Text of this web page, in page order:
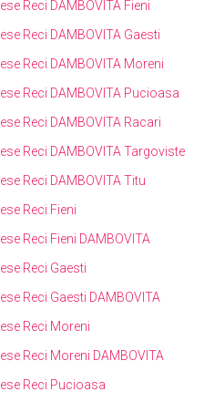
Reci DAMBOVITA Fieni
Reci DAMBOVITA Gaesti
Reci DAMBOVITA Moreni
Reci DAMBOVITA Pucioasa
Reci DAMBOVITA Racari
Reci DAMBOVITA Targoviste
Reci DAMBOVITA Titu
Reci Fieni
Reci Fieni DAMBOVITA
Reci Gaesti
Reci Gaesti DAMBOVITA
Reci Moreni
Reci Moreni DAMBOVITA
Reci Pucioasa